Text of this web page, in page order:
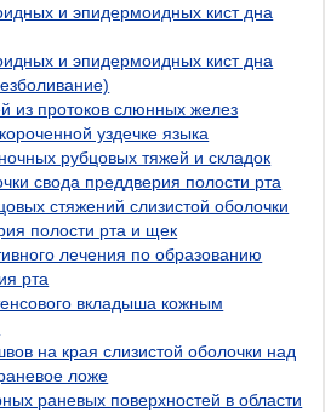
и эпидермоидных кист дна
и эпидермоидных кист дна
из протоков слюнных желез
уздечке языка
рубцовых тяжей и складок
свода преддверия полости рта
стяжений слизистой оболочки
полости рта и щек
лечения по образованию
рта
вкладыша кожным
на края слизистой оболочки над
ложе
раневых поверхностей в области